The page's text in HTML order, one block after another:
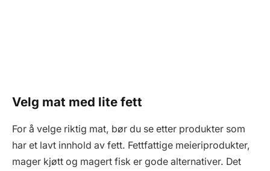
Velg mat med lite fett
For å velge riktig mat, bør du se etter produkter som
har et lavt innhold av fett. Fettfattige meieriprodukter,
mager kjøtt og magert fisk er gode alternativer. Det